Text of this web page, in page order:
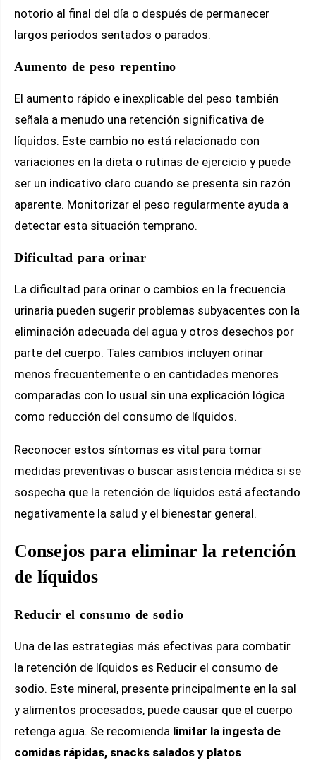
notorio al final del día o después de permanecer
largos periodos sentados o parados.
Aumento de peso repentino
El aumento rápido e inexplicable del peso también
señala a menudo una retención significativa de
líquidos. Este cambio no está relacionado con
variaciones en la dieta o rutinas de ejercicio y puede
ser un indicativo claro cuando se presenta sin razón
aparente. Monitorizar el peso regularmente ayuda a
detectar esta situación temprano.
Dificultad para orinar
La dificultad para orinar o cambios en la frecuencia
urinaria pueden sugerir problemas subyacentes con la
eliminación adecuada del agua y otros desechos por
parte del cuerpo. Tales cambios incluyen orinar
menos frecuentemente o en cantidades menores
comparadas con lo usual sin una explicación lógica
como reducción del consumo de líquidos.
Reconocer estos síntomas es vital para tomar
medidas preventivas o buscar asistencia médica si se
sospecha que la retención de líquidos está afectando
negativamente la salud y el bienestar general.
Consejos para eliminar la retención
de líquidos
Reducir el consumo de sodio
Una de las estrategias más efectivas para combatir
la retención de líquidos es Reducir el consumo de
sodio. Este mineral, presente principalmente en la sal
y alimentos procesados, puede causar que el cuerpo
retenga agua. Se recomienda limitar la ingesta de
comidas rápidas, snacks salados y platos